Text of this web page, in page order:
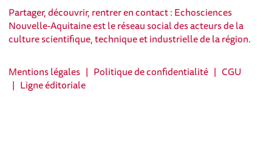
Partager, découvrir, rentrer en contact : Echosciences
Nouvelle-Aquitaine est le réseau social des acteurs de la
culture scientifique, technique et industrielle de la région.
Mentions légales | Politique de confidentialité | CGU
| Ligne éditoriale